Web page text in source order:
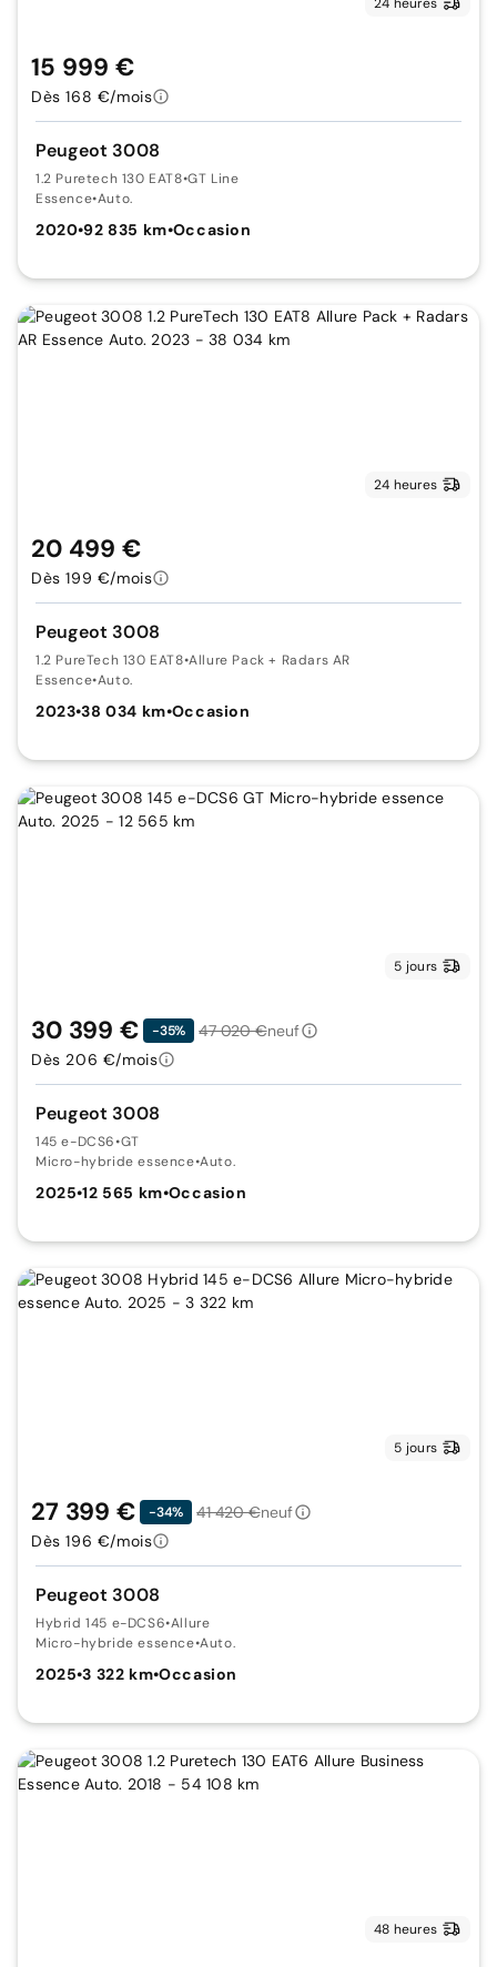
Peugeot 3008
1.2 Puretech 130 EAT8•GT Line
Essence•Auto.
2020•92 835 km•Occasion
15 999 €
Dès 168 €/mois
24 heures
Peugeot 3008
1.2 PureTech 130 EAT8•Allure Pack + Radars AR
Essence•Auto.
2023•38 034 km•Occasion
20 499 €
Dès 199 €/mois
5 jours
Peugeot 3008
145 e-DCS6•GT
Micro-hybride essence•Auto.
2025•12 565 km•Occasion
30 399 € -35% 47 020 €neuf
Dès 206 €/mois
5 jours
Peugeot 3008
Hybrid 145 e-DCS6•Allure
Micro-hybride essence•Auto.
2025•3 322 km•Occasion
27 399 € -34% 41 420 €neuf
Dès 196 €/mois
48 heures